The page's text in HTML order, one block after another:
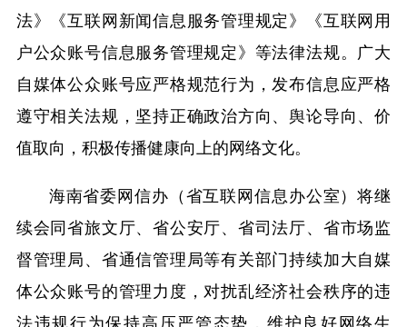
法》《互联网新闻信息服务管理规定》《互联网用
户公众账号信息服务管理规定》等法律法规。广大
自媒体公众账号应严格规范行为，发布信息应严格
遵守相关法规，坚持正确政治方向、舆论导向、价
值取向，积极传播健康向上的网络文化。
海南省委网信办（省互联网信息办公室）将继
续会同省旅文厅、省公安厅、省司法厅、省市场监
督管理局、省通信管理局等有关部门持续加大自媒
体公众账号的管理力度，对扰乱经济社会秩序的违
法违规行为保持高压严管态势，维护良好网络生